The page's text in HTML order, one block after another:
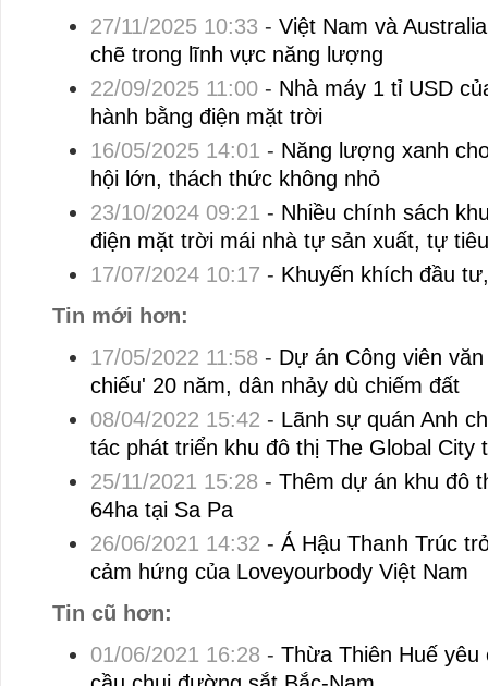
27/11/2025 10:33 - Việt Nam và
chẽ trong lĩnh vực năng lượng
22/09/2025 11:00- Nhà máy 1 tỉ USD
hành bằng điện mặt trời
16/05/2025 14:01 - Năng lượng xanh
hội lớn, thách thức không nhỏ
23/10/2024 09:21 - Nhiều chính sách
điện mặt trời mái nhà tự sản xuất, tự
17/07/2024 10:17 - Khuyến khích đầu
Tin mới hơn:
17/05/2022 11:58 - Dự án Công viên
chiếu' 20 năm, dân nhảy dù chiếm đất
08/04/2022 15:42 - Lãnh sự quán Anh
tác phát triển khu đô thị The Global City
25/11/2021 15:28 - Thêm dự án khu đô
64ha tại Sa Pa
26/06/2021 14:32 - Á Hậu Thanh Trúc
cảm hứng của Loveyourbody Việt Nam
Tin cũ hơn:
01/06/2021 16:28 - Thừa Thiên Huế yêu